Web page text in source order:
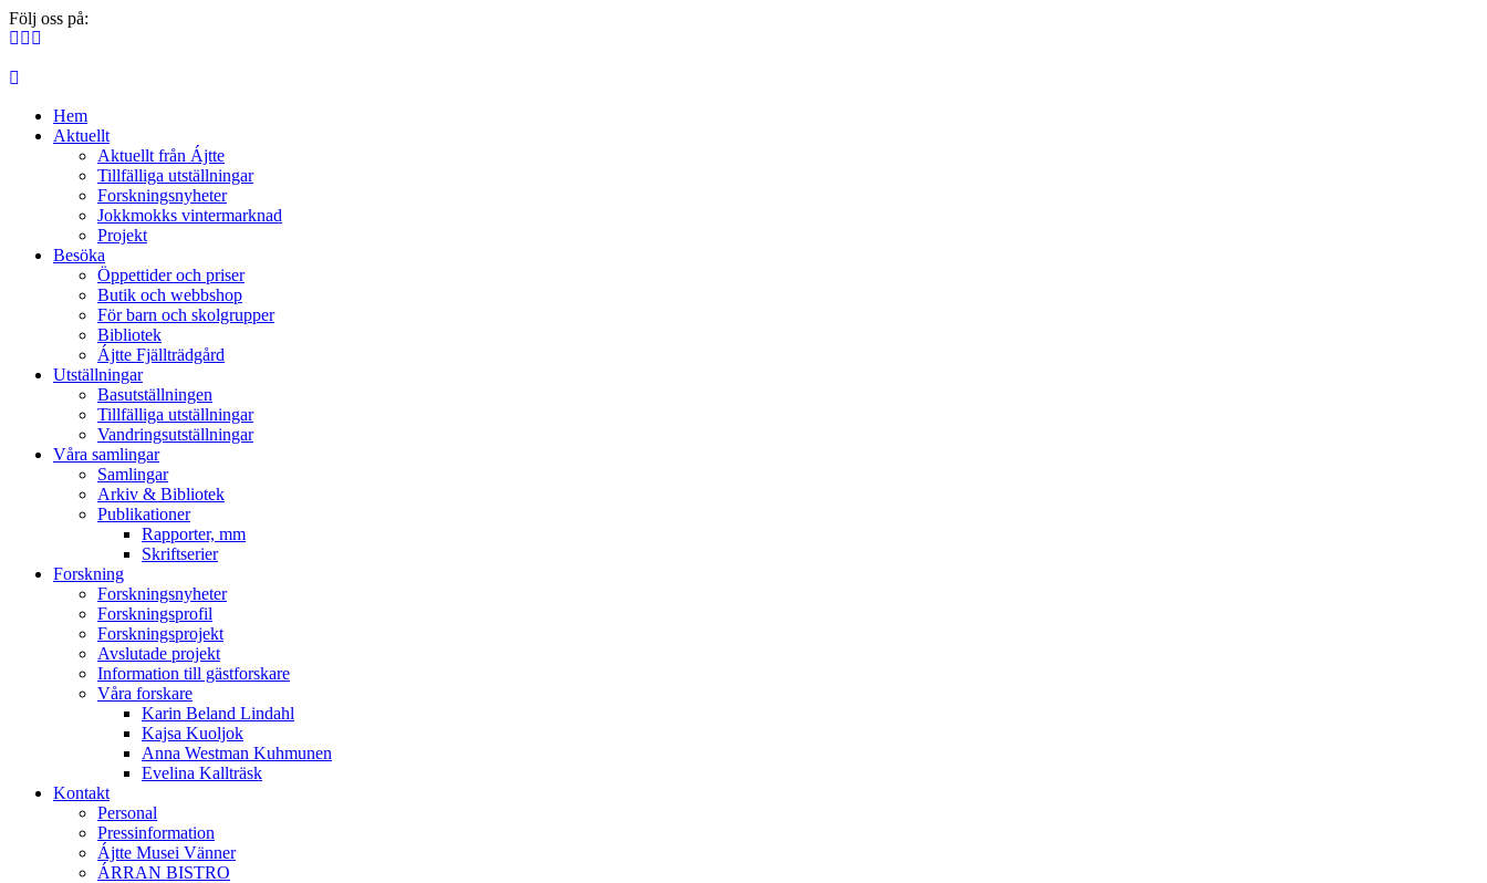
Följ oss på:
Hem
Aktuellt
Aktuellt från Ájtte
Tillfälliga utställningar
Forskningsnyheter
Jokkmokks vintermarknad
Projekt
Besöka
Öppettider och priser
Butik och webbshop
För barn och skolgrupper
Bibliotek
Ájtte Fjällträdgård
Utställningar
Basutställningen
Tillfälliga utställningar
Vandringsutställningar
Våra samlingar
Samlingar
Arkiv & Bibliotek
Publikationer
Rapporter, mm
Skriftserier
Forskning
Forskningsnyheter
Forskningsprofil
Forskningsprojekt
Avslutade projekt
Information till gästforskare
Våra forskare
Karin Beland Lindahl
Kajsa Kuoljok
Anna Westman Kuhmunen
Evelina Kallträsk
Kontakt
Personal
Pressinformation
Ájtte Musei Vänner
ÁRRAN BISTRO